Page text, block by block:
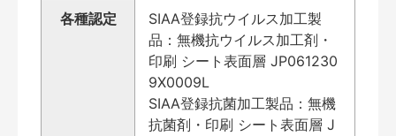
各種認定
SIAA登録抗ウイルス加工製
品：無機抗ウイルス加工剤・
印刷 シート表面層 JP061230
9X0009L
SIAA登録抗菌加工製品：無機
抗菌剤・印刷 シート表面層 J